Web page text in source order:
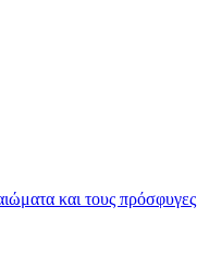
και τους πρόσφυγες